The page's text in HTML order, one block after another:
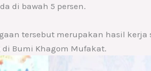
di bawah 5 persen.
tersebut merupakan hasil
Bumi Khagom Mufakat.